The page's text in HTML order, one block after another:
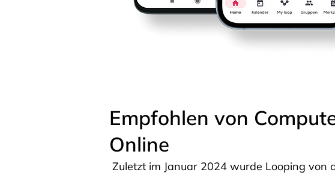
Empfohlen von
Online
Zuletzt im Januar 2024 wurde Looping von